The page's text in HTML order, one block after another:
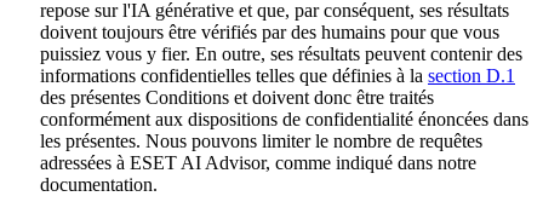
repose sur l'IA générative et que, par conséquent, ses résultats
doivent toujours être vérifiés par des humains pour que vous
puissiez vous y fier. En outre, ses résultats peuvent contenir des
informations confidentielles telles que définies à la section D.1
des présentes Conditions et doivent donc être traités
conformément aux dispositions de confidentialité énoncées dans
les présentes. Nous pouvons limiter le nombre de requêtes
adressées à ESET AI Advisor, comme indiqué dans notre
documentation.